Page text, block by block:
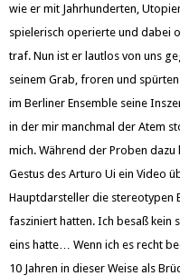
wie er mit Jahrhunderten,
spielerisch operierte und dabei
traf. Nun ist er lautlos von uns
seinem Grab, froren und
im Berliner Ensemble seine
in der mir manchmal der Atem
mich. Während der Proben
Gestus des Arturo Ui ein Video
Hauptdarsteller die stereotypen
fasziniert hatten. Ich besaß kein
eins hatte… Wenn ich es recht
10 Jahren in dieser Weise als